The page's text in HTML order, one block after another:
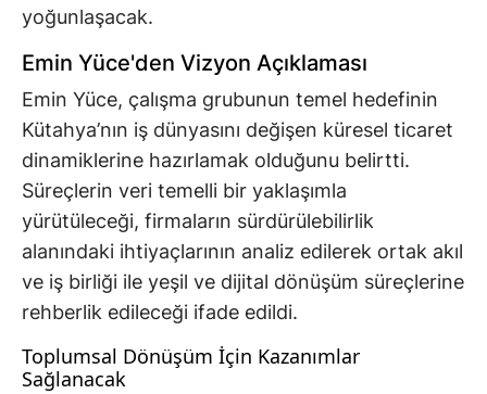
yoğunlaşacak.
Emin Yüce'den Vizyon Açıklaması
Emin Yüce, çalışma grubunun temel hedefinin
Kütahya’nın iş dünyasını değişen küresel ticaret
dinamiklerine hazırlamak olduğunu belirtti.
Süreçlerin veri temelli bir yaklaşımla
yürütüleceği, firmaların sürdürülebilirlik
alanındaki ihtiyaçlarının analiz edilerek ortak akıl
ve iş birliği ile yeşil ve dijital dönüşüm süreçlerine
rehberlik edileceği ifade edildi.
Toplumsal Dönüşüm İçin Kazanımlar
Sağlanacak